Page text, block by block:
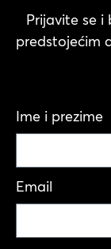
Prijavite se i
predstojećim
Ime i prezime
Email